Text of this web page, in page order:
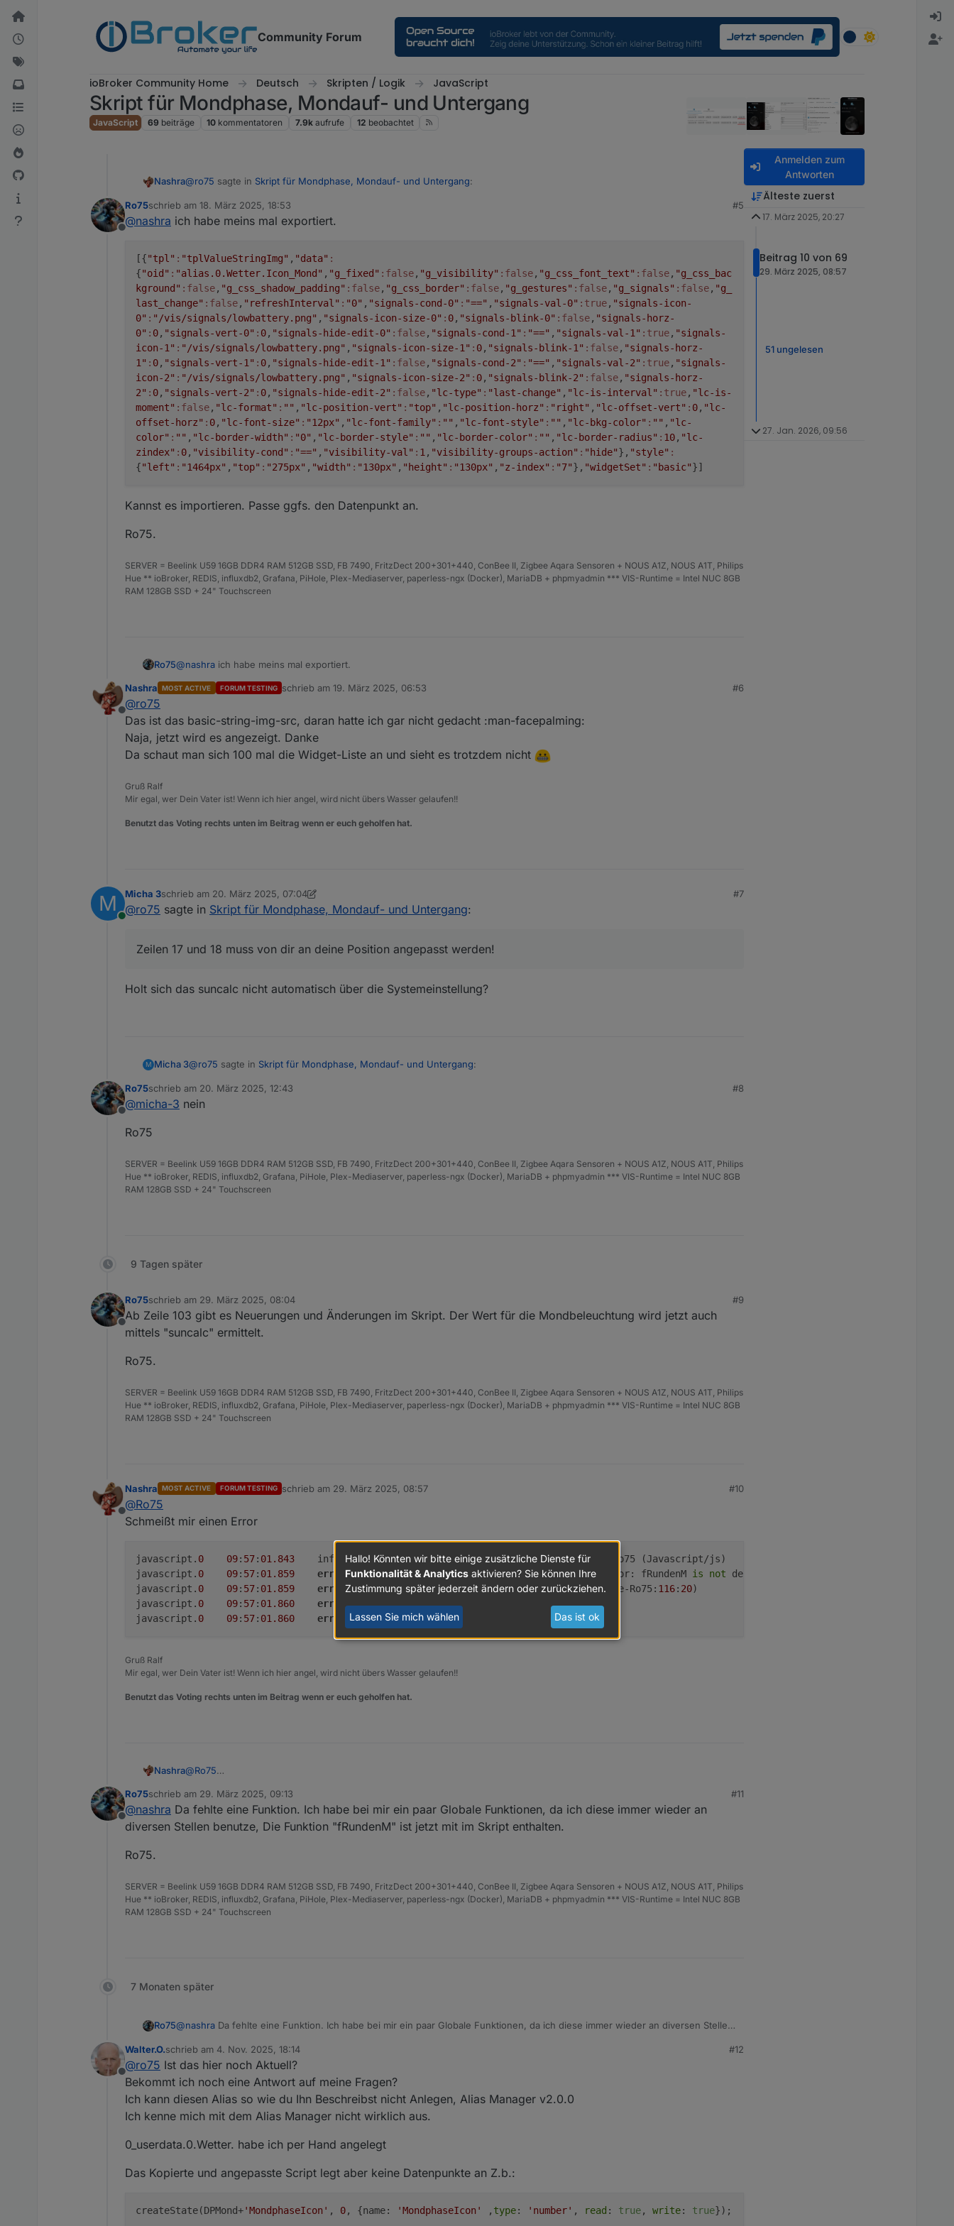
Weiter zum Inhalt
Community Forum
ioBroker Community Home Deutsch Skripten / Logik JavaScript
Skript für Mondphase, Mondauf- und Untergang
JavaScript 69 beiträge 10 kommentatoren 7.9k aufrufe 12 beobachtet
Nashra@ro75 sagte in Skript für Mondphase, Mondauf- und Untergang:
@nashraImage mit Datenpunkt als Basis.
Offline
Ro75schrieb am 18. März 2025, 18:53
zuletzt editiert von
#5
@nashra ich habe meins mal exportiert.
[{"tpl" : "tplValueStringImg" , "data" :
{"oid" : "alias.0.Wetter.Icon_Mond" , "g_fixed" :false, "g_visibility" :false, "g_css_font_text" :false, "g_css_bac
kground" :false, "g_css_shadow_padding" :false, "g_css_border" :false, "g_gestures" :false, "g_signals" :false, "g_
last_change" :false, "refreshInterval" : "0" , "signals-cond-0" : "==" , "signals-val-0" :true, "signals-icon-
0" : "/vis/signals/lowbattery.png" , "signals-icon-size-0" : 0, "signals-blink-0" :false, "signals-horz-
0" : 0, "signals-vert-0" : 0, "signals-hide-edit-0" :false, "signals-cond-1" : "==" , "signals-val-1" :true, "signals-
icon-1" : "/vis/signals/lowbattery.png" , "signals-icon-size-1" : 0, "signals-blink-1" :false, "signals-horz-
1" : 0, "signals-vert-1" : 0, "signals-hide-edit-1" :false, "signals-cond-2" : "==" , "signals-val-2" :true, "signals-
icon-2" : "/vis/signals/lowbattery.png" , "signals-icon-size-2" : 0, "signals-blink-2" :false, "signals-horz-
2" : 0, "signals-vert-2" : 0, "signals-hide-edit-2" :false, "lc-type" : "last-change" , "lc-is-interval" :true, "lc-is-
moment" :false, "lc-format" : "" , "lc-position-vert" : "top" , "lc-position-horz" : "right" , "lc-offset-vert" : 0, "lc-
offset-horz" : 0, "lc-font-size" : "12px" , "lc-font-family" : "" , "lc-font-style" : "" , "lc-bkg-color" : "" , "lc-
color" : "" , "lc-border-width" : "0" , "lc-border-style" : "" , "lc-border-color" : "" , "lc-border-radius" : 10, "lc-
zindex" : 0, "visibility-cond" : "==" , "visibility-val" : 1 , "visibility-groups-action" : "hide"}, "style" :
{"left" : "1464px" , "top" : "275px" , "width" : "130px" , "height" : "130px" , "z-index" : "7"}, "widgetSet" : "basic"}]
Kannst es importieren. Passe ggfs. den Datenpunkt an.
Ro75.
SERVER = Beelink U59 16GB DDR4 RAM 512GB SSD, FB 7490, FritzDect 200+301+440, ConBee II, Zigbee Aqara Sensoren + NOUS A1Z, NOUS A1T, Philips
Hue ** ioBroker, REDIS, influxdb2, Grafana, PiHole, Plex-Mediaserver, paperless-ngx (Docker), MariaDB + phpmyadmin *** VIS-Runtime = Intel NUC 8GB
RAM 128GB SSD + 24" Touchscreen
Ro75@nashra ich habe meins mal exportiert.
Kannst es importieren. Passe ggfs. den Datenpunkt an.
Ro75.
Offline
Nashra MOST ACTIVE FORUM TESTING schrieb am19. März 2025, 06:53
zuletzt editiert von
#6
@ro75
Das ist das basic-string-img-src, daran hatte ich gar nicht gedacht :man-facepalming:
Naja, jetzt wird es angezeigt. Danke
Da schaut man sich 100 mal die Widget-Liste an und sieht es trotzdem nicht
Gruß Ralf
Mir egal, wer Dein Vater ist! Wenn ich hier angel, wird nicht übers Wasser gelaufen!!
Benutzt das Voting rechts unten im Beitrag wenn er euch geholfen hat.
M
Online
Micha 3schrieb am 20. März 2025, 07:04
zuletzt editiert von Micha 3
#7
@ro75 sagte in Skript für Mondphase, Mondauf- und Untergang:
Zeilen 17 und 18 muss von dir an deine Position angepasst werden!
Holt sich das suncalc nicht automatisch über die Systemeinstellung?
M Micha 3@ro75 sagte in Skript für Mondphase, Mondauf- und Untergang:
Zeilen 17 und 18 muss von dir an deine Position angepasst werden!
Offline
Ro75schrieb am 20. März 2025, 12:43
zuletzt editiert von
#8
@micha-3 nein
Ro75
SERVER = Beelink U59 16GB DDR4 RAM 512GB SSD, FB 7490, FritzDect 200+301+440, ConBee II, Zigbee Aqara Sensoren + NOUS A1Z, NOUS A1T, Philips
Hue ** ioBroker, REDIS, influxdb2, Grafana, PiHole, Plex-Mediaserver, paperless-ngx (Docker), MariaDB + phpmyadmin *** VIS-Runtime = Intel NUC 8GB
RAM 128GB SSD + 24" Touchscreen
9 Tagen später
Offline
Ro75schrieb am 29. März 2025, 08:04
zuletzt editiert von
#9
Ab Zeile 103 gibt es Neuerungen und Änderungen im Skript. Der Wert für die Mondbeleuchtung wird jetzt auch
mittels "suncalc" ermittelt.
Ro75.
SERVER = Beelink U59 16GB DDR4 RAM 512GB SSD, FB 7490, FritzDect 200+301+440, ConBee II, Zigbee Aqara Sensoren + NOUS A1Z, NOUS A1T, Philips
Hue ** ioBroker, REDIS, influxdb2, Grafana, PiHole, Plex-Mediaserver, paperless-ngx (Docker), MariaDB + phpmyadmin *** VIS-Runtime = Intel NUC 8GB
RAM 128GB SSD + 24" Touchscreen
Offline
Nashra MOST ACTIVE FORUM TESTING schrieb am 29. März 2025, 08:57
zuletzt editiert von
#10
@Ro75
Schmeißt mir einen Error
javascript. 0 09: 57: 01.843
javascript. 0 09: 57: 01.859 error
	script.js.Wetter.Mondphase-Ro75: ReferenceError: fRundenM
is not defined
javascript. 0 09: 57: 01.859 error
	at MondBeleuchtung (script.js.Wetter.Mondphase-Ro75:
116: 20)
javascript. 0 09: 57: 01.860 error
	at script.js.Wetter.Mondphase-Ro75:
125:1
javascript. 0 09: 57: 01.860 error
	at script.js.Wetter.Mondphase-Ro75:
132:3
Gruß Ralf
Mir egal, wer Dein Vater ist! Wenn ich hier angel, wird nicht übers Wasser gelaufen!!
Benutzt das Voting rechts unten im Beitrag wenn er euch geholfen hat.
Nashra@Ro75
javascript.0	09:57:01.843	info	Start JavaScript script.js.Wetter.Mondphase-Ro75 (Javascript/js)
javascript.0	09:57:01.859	error	script.js.Wetter.Mondphase-Ro75: ReferenceError: fRundenM is not defined
javascript.0	09:57:01.859	error	at MondBeleuchtung (script.js.Wetter.Mondphase-Ro75:116:20)
Offline
Ro75schrieb am 29. März 2025, 09:13
zuletzt editiert von
#11
@nashra Da fehlte eine Funktion. Ich habe bei mir ein paar Globale Funktionen, da ich diese immer wieder an
diversen Stellen benutze, Die Funktion "fRundenM" ist jetzt mit im Skript enthalten.
Ro75.
SERVER = Beelink U59 16GB DDR4 RAM 512GB SSD, FB 7490, FritzDect 200+301+440, ConBee II, Zigbee Aqara Sensoren + NOUS A1Z, NOUS A1T, Philips
Hue ** ioBroker, REDIS, influxdb2, Grafana, PiHole, Plex-Mediaserver, paperless-ngx (Docker), MariaDB + phpmyadmin *** VIS-Runtime = Intel NUC 8GB
RAM 128GB SSD + 24" Touchscreen
7 Monaten später
Ro75@nashra Da fehlte eine Funktion. Ich habe bei mir ein paar Globale Funktionen, da ich diese immer wieder an diversen Stellen
Ro75.
Offline
Walter.O.schrieb am 4. Nov. 2025, 18:14
zuletzt editiert von
#12
@ro75 Ist das hier noch Aktuell?
Bekommt ich noch eine Antwort auf meine Fragen?
Ich kann diesen Alias so wie du Ihn Beschreibst nicht Anlegen, Alias Manager v2.0.0
Ich kenne mich mit dem Alias Manager nicht wirklich aus.
0_userdata.0.Wetter. habe ich per Hand angelegt
Das Kopierte und angepasste Script legt aber keine Datenpunkte an Z.b.:
createState(DPMond+'MondphaseIcon' , 0, {name: 'MondphaseIcon' , type: 'number' , read : true, write: true
Anmelden zum
Antworten
Älteste zuerst
17. März 2025, 20:27
Beitrag 10 von 69
29. März 2025, 08:57
51 ungelesen
27. Jan. 2026, 09:56
Hallo! Könnten wir bitte einige zusätzliche Dienste für
Funktionalität & Analytics aktivieren? Sie können Ihre
Zustimmung später jederzeit ändern oder zurückziehen.
Lassen Sie mich wählen Das ist ok